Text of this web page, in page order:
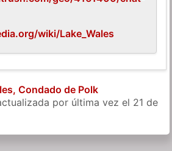
wiki/Lake_Wales
Condado de Polk
por última vez el 21 de